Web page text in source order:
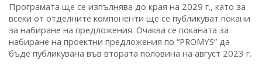
Програмата ще се изпълнява до края на 2029 г., като за
всеки от отделните компоненти ще се публикуват покани
за набиране на предложения. Очаква се поканата за
набиране на проектни предложения по “PROMYS” да
бъде публикувана във втората половина на август 2023 г.